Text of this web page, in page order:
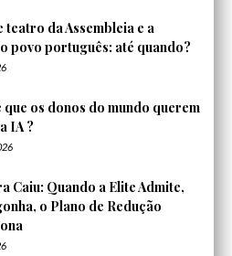
teatro da Assembleia e a
povo português: até quando?
que os donos do mundo querem
IA ?
Caiu: Quando a Elite Admite,
o Plano de Redução